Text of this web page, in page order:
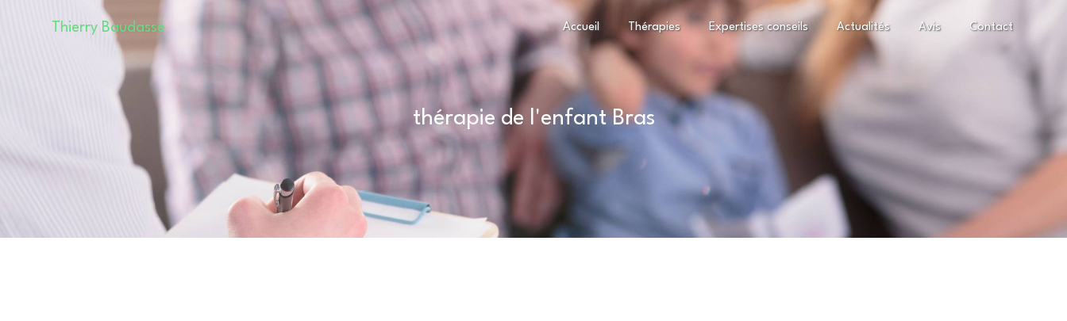
Thierry Baudassé Accueil Thérapies Expertises conseils Actualités Avis Contact
thérapie de l'enfant Bras
Panneau de gestion des cookies